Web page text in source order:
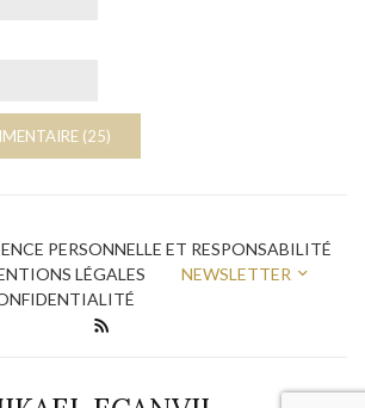
PERSONNELLE ET RESPONSABILITÉ
LÉGALES
NEWSLETTER